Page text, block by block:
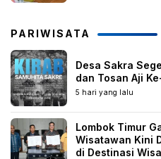
PARIWISATA
Desa Sakra
dan Tosan Aji
5 hari yang lalu
Lombok Timur
Wisatawan Kini
di Destinasi